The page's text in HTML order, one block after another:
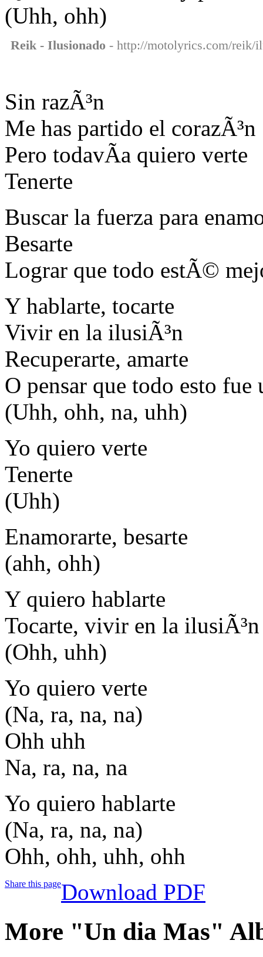
(Uhh, ohh)
Reik - Ilusionado - http://motolyrics.com/reik/
Sin razÃ³n
Me has partido el corazÃ³n
Pero todavÃ­a quiero verte
Tenerte
Buscar la fuerza para
Besarte
Lograr que todo estÃ©
Y hablarte, tocarte
Vivir en la ilusiÃ³n
Recuperarte, amarte
O pensar que todo esto fue
(Uhh, ohh, na, uhh)
Yo quiero verte
Tenerte
(Uhh)
Enamorarte, besarte
(ahh, ohh)
Y quiero hablarte
Tocarte, vivir en la ilusiÃ³n
(Ohh, uhh)
Yo quiero verte
(Na, ra, na, na)
Ohh uhh
Na, ra, na, na
Yo quiero hablarte
(Na, ra, na, na)
Ohh, ohh, uhh, ohh
Share this pageDownload PDF
More "Un dia Mas"